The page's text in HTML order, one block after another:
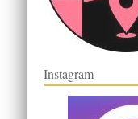
Instagram